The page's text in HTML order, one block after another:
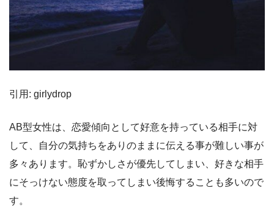
引用: girlydrop
AB型女性は、恋愛傾向として好意を持っている相手に対
して、自分の気持ちをありのままに伝える事が難しい事が
多々あります。恥ずかしさが優先してしまい、好きな相手
にそっけない態度を取ってしまい後悔することも多いので
す。